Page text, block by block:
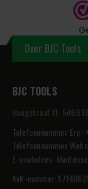
Over BJC Tools
BJC TOOLS
Hoogstraat 11, 5469
Telefoonnummer Erp:
Telefoonnummer
E-mailadres:
KvK-nummer: